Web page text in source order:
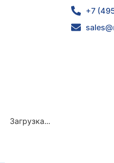
+7
Загрузка...